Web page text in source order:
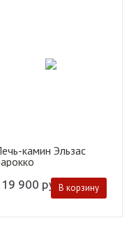
камин Эльзас
900 руб.В корзину